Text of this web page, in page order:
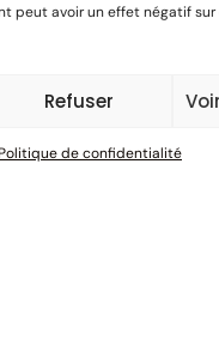
peut avoir un effet négatif
Refuser
de confidentialité